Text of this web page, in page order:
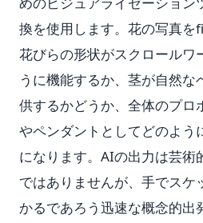
換を使用します。花の写真を
花びらの形状がスクロールワ
うに機能するか、茎が自然な
供するかどうか、全体のプロ
やペンダントとしてどのよう
になります。AIの出力は芸術
ではありませんが、手でスケ
かるであろう迅速な概念的出